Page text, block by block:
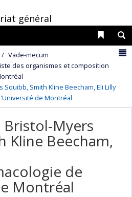
général
Liens
Vade-mecum
des organismes et composition
Smith Kline Beecham, Eli Lilly
de Montréal
Bristol-Myers
Kline Beecham,
de
Montréal